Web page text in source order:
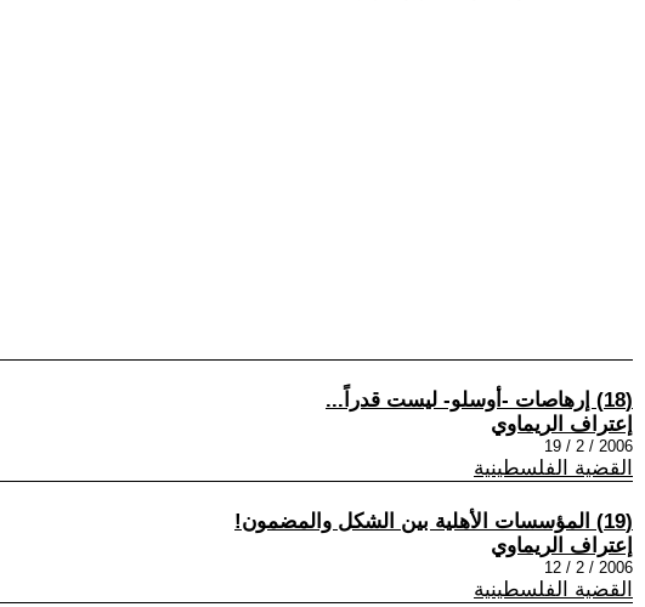
(18) إرهاصات -أوسلو- ليست قدراً...
إعتراف الريماوي
2006 / 2 / 19
القضية الفلسطينية
(19) المؤسسات الأهلية بين الشكل والمضمون!
إعتراف الريماوي
2006 / 2 / 12
القضية الفلسطينية